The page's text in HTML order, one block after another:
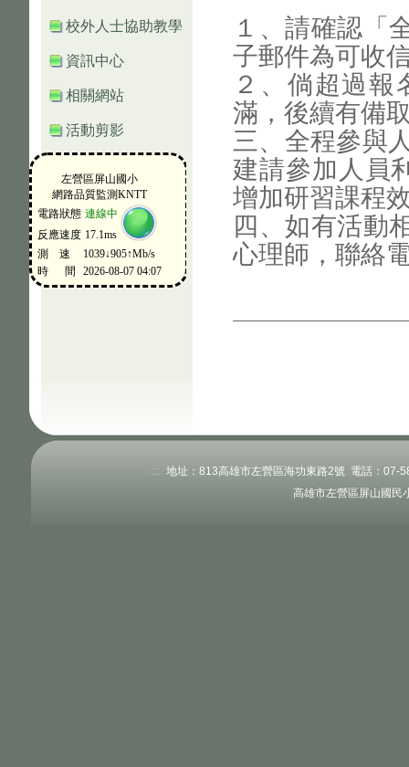
校外人士協助教學
資訊中心
相關網站
活動剪影
１、請確認「
子郵件為可收
２、倘超過
滿，後續有備
三、全程參與
建請參加人員
增加研習課程
四、如有活動
心理師，聯絡
:::
地址：813高雄市左營區海功東路2號 電話：07-
高雄市左營區屏山國民